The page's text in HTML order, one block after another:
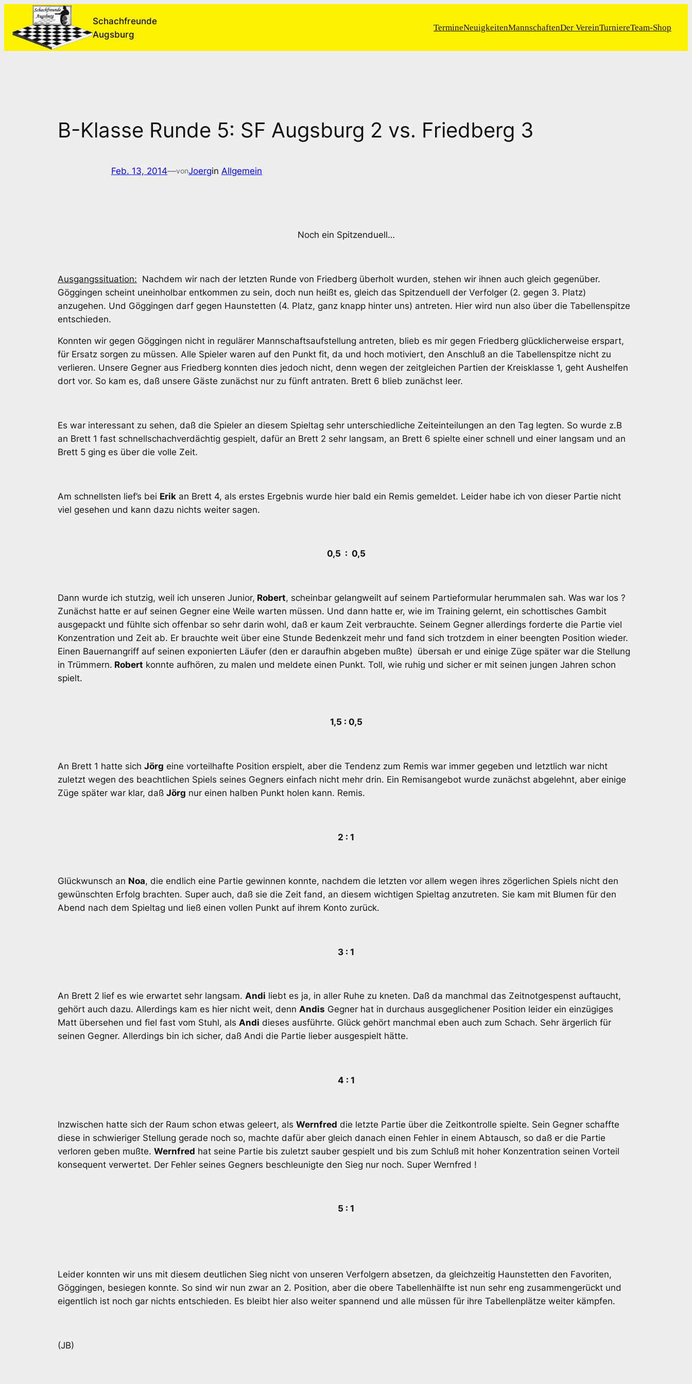
springen
Schachfreunde
Augsburg
TermineNeuigkeitenMannschaftenDer VereinTurniereTeam-Shop
B-Klasse Runde 5: SF Augsburg 2 vs. Friedberg 3
Feb. 13, 2014—vonJoergin Allgemein
Noch ein Spitzenduell…
Ausgangssituation: Nachdem wir nach der letzten Runde von Friedberg überholt wurden, stehen wir ihnen auch gleich gegenüber.
Göggingen scheint uneinholbar entkommen zu sein, doch nun heißt es, gleich das Spitzenduell der Verfolger (2. gegen 3. Platz)
anzugehen. Und Göggingen darf gegen Haunstetten (4. Platz, ganz knapp hinter uns) antreten. Hier wird nun also über die Tabellenspitze
entschieden.
Konnten wir gegen Göggingen nicht in regulärer Mannschaftsaufstellung antreten, blieb es mir gegen Friedberg glücklicherweise erspart,
für Ersatz sorgen zu müssen. Alle Spieler waren auf den Punkt fit, da und hoch motiviert, den Anschluß an die Tabellenspitze nicht zu
verlieren. Unsere Gegner aus Friedberg konnten dies jedoch nicht, denn wegen der zeitgleichen Partien der Kreisklasse 1, geht Aushelfen
dort vor. So kam es, daß unsere Gäste zunächst nur zu fünft antraten. Brett 6 blieb zunächst leer.
Es war interessant zu sehen, daß die Spieler an diesem Spieltag sehr unterschiedliche Zeiteinteilungen an den Tag legten. So wurde z.B
an Brett 1 fast schnellschachverdächtig gespielt, dafür an Brett 2 sehr langsam, an Brett 6 spielte einer schnell und einer langsam und an
Brett 5 ging es über die volle Zeit.
Am schnellsten lief’s bei Erik an Brett 4, als erstes Ergebnis wurde hier bald ein Remis gemeldet. Leider habe ich von dieser Partie nicht
viel gesehen und kann dazu nichts weiter sagen.
0,5 : 0,5
Dann wurde ich stutzig, weil ich unseren Junior, Robert, scheinbar gelangweilt auf seinem Partieformular herummalen sah. Was war los ?
Zunächst hatte er auf seinen Gegner eine Weile warten müssen. Und dann hatte er, wie im Training gelernt, ein schottisches Gambit
ausgepackt und fühlte sich offenbar so sehr darin wohl, daß er kaum Zeit verbrauchte. Seinem Gegner allerdings forderte die Partie viel
Konzentration und Zeit ab. Er brauchte weit über eine Stunde Bedenkzeit mehr und fand sich trotzdem in einer beengten Position wieder.
Einen Bauernangriff auf seinen exponierten Läufer (den er daraufhin abgeben mußte) übersah er und einige Züge später war die Stellung
in Trümmern. Robert konnte aufhören, zu malen und meldete einen Punkt. Toll, wie ruhig und sicher er mit seinen jungen Jahren schon
spielt.
1,5 : 0,5
An Brett 1 hatte sich Jörg eine vorteilhafte Position erspielt, aber die Tendenz zum Remis war immer gegeben und letztlich war nicht
zuletzt wegen des beachtlichen Spiels seines Gegners einfach nicht mehr drin. Ein Remisangebot wurde zunächst abgelehnt, aber einige
Züge später war klar, daß Jörg nur einen halben Punkt holen kann. Remis.
2 : 1
Glückwunsch an Noa, die endlich eine Partie gewinnen konnte, nachdem die letzten vor allem wegen ihres zögerlichen Spiels nicht den
gewünschten Erfolg brachten. Super auch, daß sie die Zeit fand, an diesem wichtigen Spieltag anzutreten. Sie kam mit Blumen für den
Abend nach dem Spieltag und ließ einen vollen Punkt auf ihrem Konto zurück.
3 : 1
An Brett 2 lief es wie erwartet sehr langsam. Andi liebt es ja, in aller Ruhe zu kneten. Daß da manchmal das Zeitnotgespenst auftaucht,
gehört auch dazu. Allerdings kam es hier nicht weit, denn Andis Gegner hat in durchaus ausgeglichener Position leider ein einzügiges
Matt übersehen und fiel fast vom Stuhl, als Andi dieses ausführte. Glück gehört manchmal eben auch zum Schach. Sehr ärgerlich für
seinen Gegner. Allerdings bin ich sicher, daß Andi die Partie lieber ausgespielt hätte.
4 : 1
Inzwischen hatte sich der Raum schon etwas geleert, als Wernfred die letzte Partie über die Zeitkontrolle spielte. Sein Gegner schaffte
diese in schwieriger Stellung gerade noch so, machte dafür aber gleich danach einen Fehler in einem Abtausch, so daß er die Partie
verloren geben mußte. Wernfred hat seine Partie bis zuletzt sauber gespielt und bis zum Schluß mit hoher Konzentration seinen Vorteil
konsequent verwertet. Der Fehler seines Gegners beschleunigte den Sieg nur noch. Super Wernfred !
5 : 1
Leider konnten wir uns mit diesem deutlichen Sieg nicht von unseren Verfolgern absetzen, da gleichzeitig Haunstetten den Favoriten,
Göggingen, besiegen konnte. So sind wir nun zwar an 2. Position, aber die obere Tabellenhälfte ist nun sehr eng zusammengerückt und
eigentlich ist noch gar nichts entschieden. Es bleibt hier also weiter spannend und alle müssen für ihre Tabellenplätze weiter kämpfen.
(JB)